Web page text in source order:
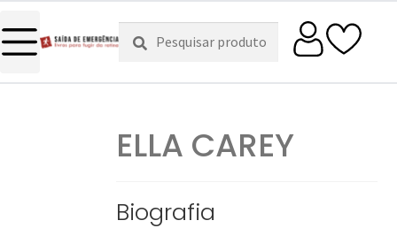
Pesquisar
por:
Pesquisa
ELLA CAREY
Biografia